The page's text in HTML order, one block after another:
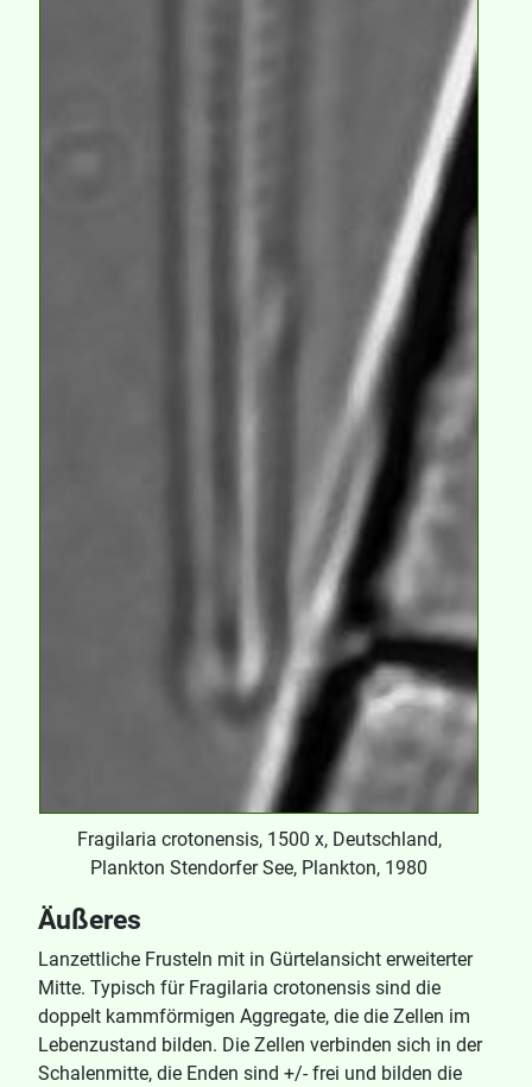
Fragilaria crotonensis, 1500 x, Deutschland,
Plankton Stendorfer See, Plankton, 1980
Äußeres
Lanzettliche Frusteln mit in Gürtelansicht erweiterter
Mitte. Typisch für Fragilaria crotonensis sind die
doppelt kammförmigen Aggregate, die die Zellen im
Lebenzustand bilden. Die Zellen verbinden sich in der
Schalenmitte, die Enden sind +/- frei und bilden die